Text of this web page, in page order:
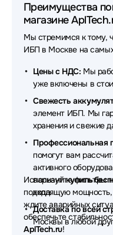
Источники
Источники
Источники
Источники
Источники
Источники
Источники
Преимущества
магазине
Мы стремимся к тому,
ИБП в Москве на
Цены с НДС: Мы
уже включены в
Свежесть
элемент ИБП. Мы
хранения и свежие
Профессиональная
помогут вам
активного
варианткупить
хода.
Доставка по всей
Москвы в любой
Используйте фильтры
подходящую
ждите аварийных
обеспечьте
AplTech.ru!